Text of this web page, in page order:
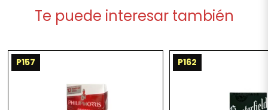
Te puede interesar también
P157 P162